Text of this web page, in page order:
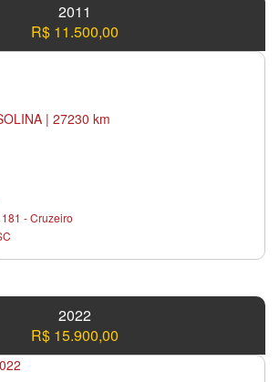
2011
R$ 11.500,00
| 27230 km
- Cruzeiro
2022
R$ 15.900,00